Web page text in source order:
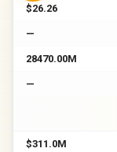
$26.26
—
28470.00M
—
$311.0M